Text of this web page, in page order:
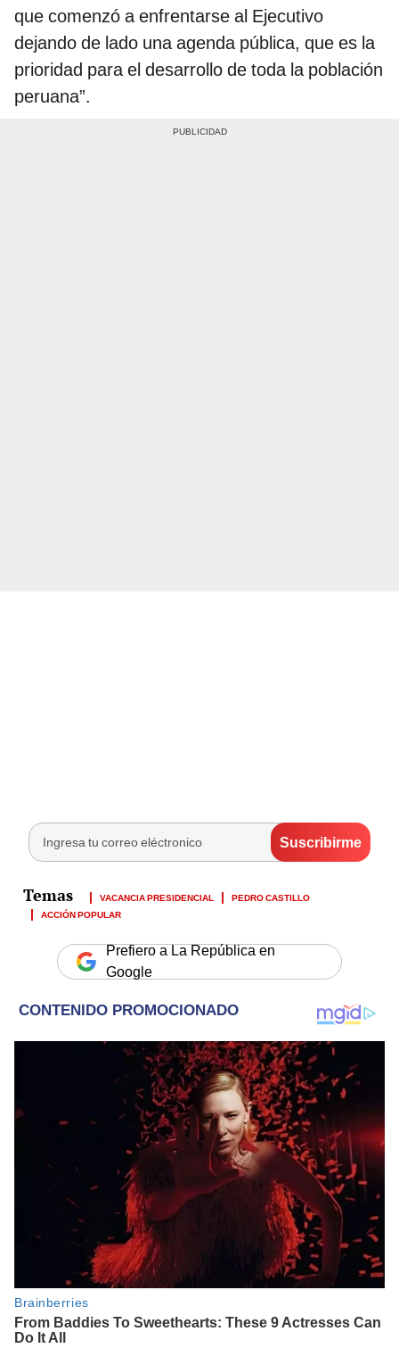
que comenzó a enfrentarse al Ejecutivo
dejando de lado una agenda pública, que es la
prioridad para el desarrollo de toda la población
peruana”.
VACANCIA PRESIDENCIAL
PEDRO CASTILLO
ACCIÓN POPULAR
Prefiero a La República en
Google